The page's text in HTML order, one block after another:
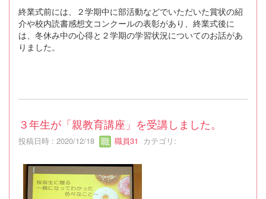
終業式前には、２学期中に部活動などでいただいた賞状の紹
介や校内読書感想文コンクールの表彰があり、終業式後に
は、冬休み中の心得と２学期の学習状況についてのお話があ
りました。
３年生が「親教育講座」を受講しました。
投稿日時 : 2020/12/18 職員31 カテゴリ: